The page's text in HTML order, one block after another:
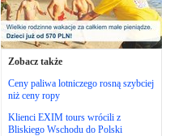
Zobacz także
Ceny paliwa lotniczego rosną szybciej
niż ceny ropy
Klienci EXIM tours wrócili z
Bliskiego Wschodu do Polski